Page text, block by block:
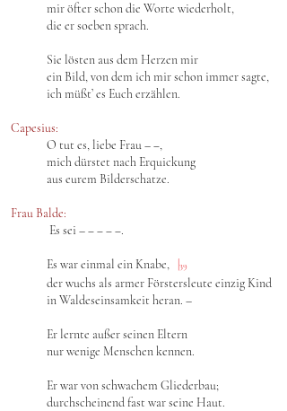
mir öfter schon die Worte wiederholt,
die er soeben sprach.
Sie lösten aus dem Herzen mir
ein Bild, von dem ich mir schon immer sagte,
ich müßt’ es Euch erzählen.
Capesius:
O tut es, liebe Frau – ‒,
mich dürstet nach Erquickung
aus eurem Bilderschatze.
Frau Balde:
Es sei – ‒ ‒ ‒ ‒.
Es war einmal ein Knabe, 39
der wuchs als armer Förstersleute einzig Kind
in Waldeseinsamkeit heran. –
Er lernte außer seinen Eltern
nur wenige Menschen kennen.
Er war von schwachem Gliederbau;
durchscheinend fast war seine Haut.